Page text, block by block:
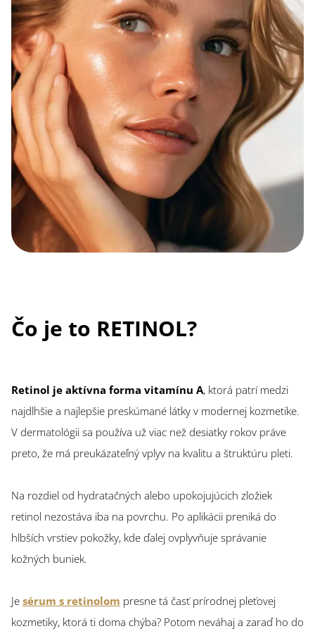
Čo je to RETINOL?
Retinol je aktívna forma vitamínu A, ktorá patrí medzi
najdlhšie a najlepšie preskúmané látky v modernej kozmetike.
V dermatológii sa používa už viac než desiatky rokov práve
preto, že má preukázateľný vplyv na kvalitu a štruktúru pleti.
Na rozdiel od hydratačných alebo upokojujúcich zložiek
retinol nezostáva iba na povrchu. Po aplikácii preniká do
hlbších vrstiev pokožky, kde ďalej ovplyvňuje správanie
kožných buniek.
Je sérum s retinolom presne tá časť prírodnej pleťovej
kozmetiky, ktorá ti doma chýba? Potom neváhaj a zaraď ho do